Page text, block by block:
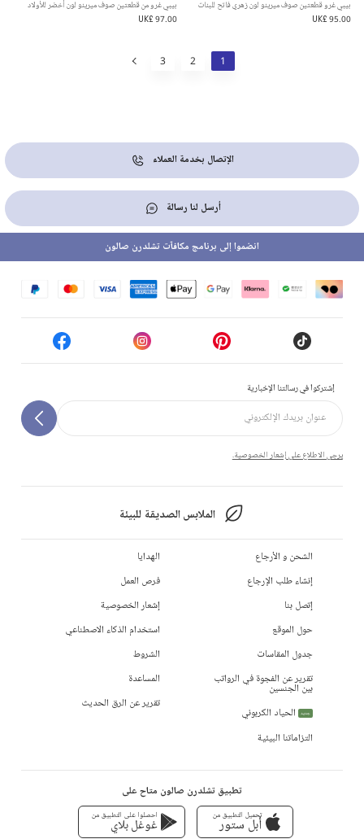
بيبي غرو قطعتين صوف ميرينو لون زهري فاتح للبنات
UK£ 95.00
بيبي غرو من قطعتين صوف ميرينو لون أخضر للأولاد
UK£ 97.00
1
2
3
الإتصال بخدمة العملاء
أرسل لنا رسالة
إشتركوا في رسالتنا الإخبارية
يرجى الاطلاع على إشعار الخصوصية.
الملابس الصديقة للبيئة
انضموا إلى برنامج مكافآت تشلدرن صالون
الشحن و الأرجاع
إنشاء طلب الإرجاع
إتصل بنا
حول الموقع
جدول المقاسات
تقرير عن الفجوة في الرواتب
بين الجنسين
جديد
الحياد الكربوني
التزاماتنا البيئية
الهدايا
فرص العمل
إشعار الخصوصية
استخدام الذكاء الاصطناعي
الشروط
المساعدة
تقرير عن الرق الحديث
تطبيق تشلدرن صالون متاح على
تحميل التطبيق من
أبل ستور
احصلوا على التطبيق من
غوغل بلاي